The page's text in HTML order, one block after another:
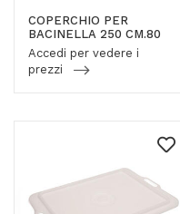
COPERCHIO PER
BACINELLA 250 CM.80
Accedi per vedere i
prezzi